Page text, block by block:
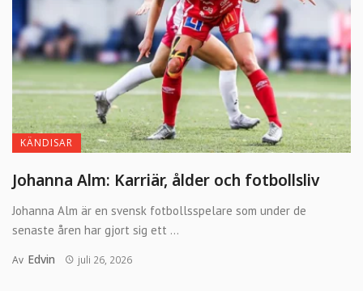
KÄNDISAR
Johanna Alm: Karriär, ålder och fotbollsliv
Johanna Alm är en svensk fotbollsspelare som under de
senaste åren har gjort sig ett ...
Av Edvin juli 26, 2026